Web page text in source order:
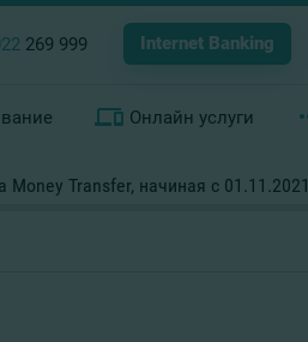
269 999 Internet Banking
Онлайн услуги
Transfer, начиная с 01.11.2021